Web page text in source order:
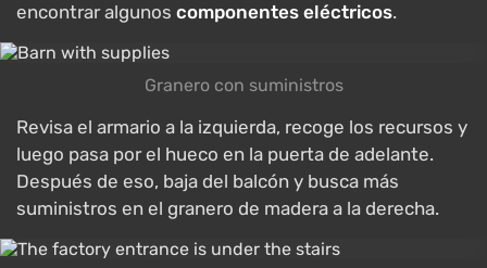
encontrar algunos componentes eléctricos.
Granero con suministros
Revisa el armario a la izquierda, recoge los recursos y
luego pasa por el hueco en la puerta de adelante.
Después de eso, baja del balcón y busca más
suministros en el granero de madera a la derecha.